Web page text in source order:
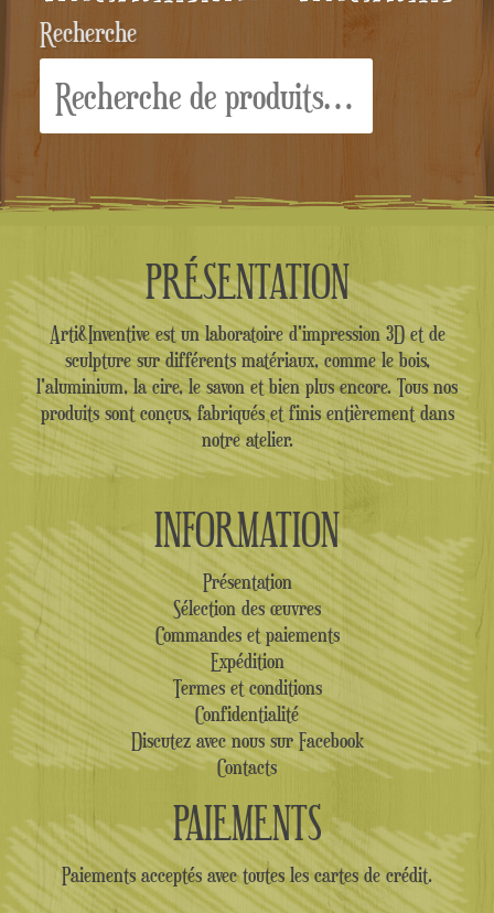
Recherche
pour :
PRÉSENTATION
Arti&Inventive est un laboratoire d'impression 3D et de
sculpture sur différents matériaux, comme le bois,
l'aluminium, la cire, le savon et bien plus encore. Tous nos
produits sont conçus, fabriqués et finis entièrement dans
notre atelier.
INFORMATION
Présentation
Sélection des œuvres
Commandes et paiements
Expédition
Termes et conditions
Confidentialité
Discutez avec nous sur Facebook
Contacts
PAIEMENTS
Paiements acceptés avec toutes les cartes de crédit.